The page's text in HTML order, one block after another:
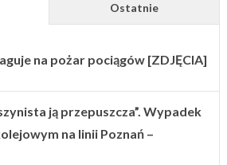
Ostatnie
na pożar pociągów [ZDJĘCIA]
ją przepuszcza”. Wypadek
na linii Poznań –